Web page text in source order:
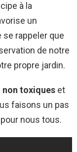
à la
un
se rappeler que
de notre
propre jardin.
non toxiques et
faisons un pas
nous tous.